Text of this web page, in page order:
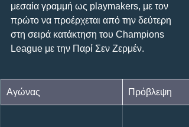
μεσαία γραμμή ως playmakers, με τον
πρώτο να προέρχεται από την δεύτερη
στη σειρά κατάκτηση του Champions
League με την Παρί Σεν Ζερμέν.
Αγώνας Πρόβλεψη